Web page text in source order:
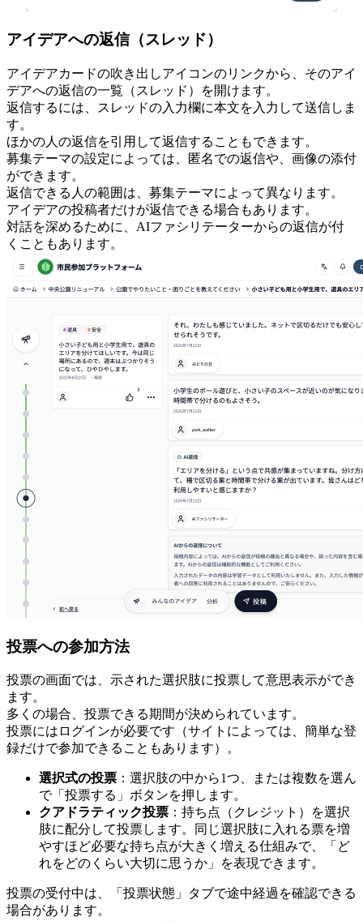
アイデアへの返信（スレッド）
アイデアカードの吹き出しアイコンのリンクから、そのアイ
デアへの返信の一覧（スレッド）を開けます。
返信するには、スレッドの入力欄に本文を入力して送信しま
す。
ほかの人の返信を引用して返信することもできます。
募集テーマの設定によっては、匿名での返信や、画像の添付
ができます。
返信できる人の範囲は、募集テーマによって異なります。
アイデアの投稿者だけが返信できる場合もあります。
対話を深めるために、AIファシリテーターからの返信が付
くこともあります。
投票への参加方法
投票の画面では、示された選択肢に投票して意思表示ができ
ます。
多くの場合、投票できる期間が決められています。
投票にはログインが必要です（サイトによっては、簡単な登
録だけで参加できることもあります）。
選択式の投票 ：選択肢の中から1つ、または複数を選ん
で「投票する」ボタンを押します。
クアドラティック投票 ：持ち点（クレジット）を選択
肢に配分して投票します。同じ選択肢に入れる票を増
やすほど必要な持ち点が大きく増える仕組みで、「ど
れをどのくらい大切に思うか」を表現できます。
投票の受付中は、「投票状態」タブで途中経過を確認できる
場合があります。